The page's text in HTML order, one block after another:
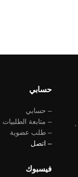
حسابي
– حسابي
– متابعة الطلبيات
– طلب عضوية
– اتصل
فيسبوك